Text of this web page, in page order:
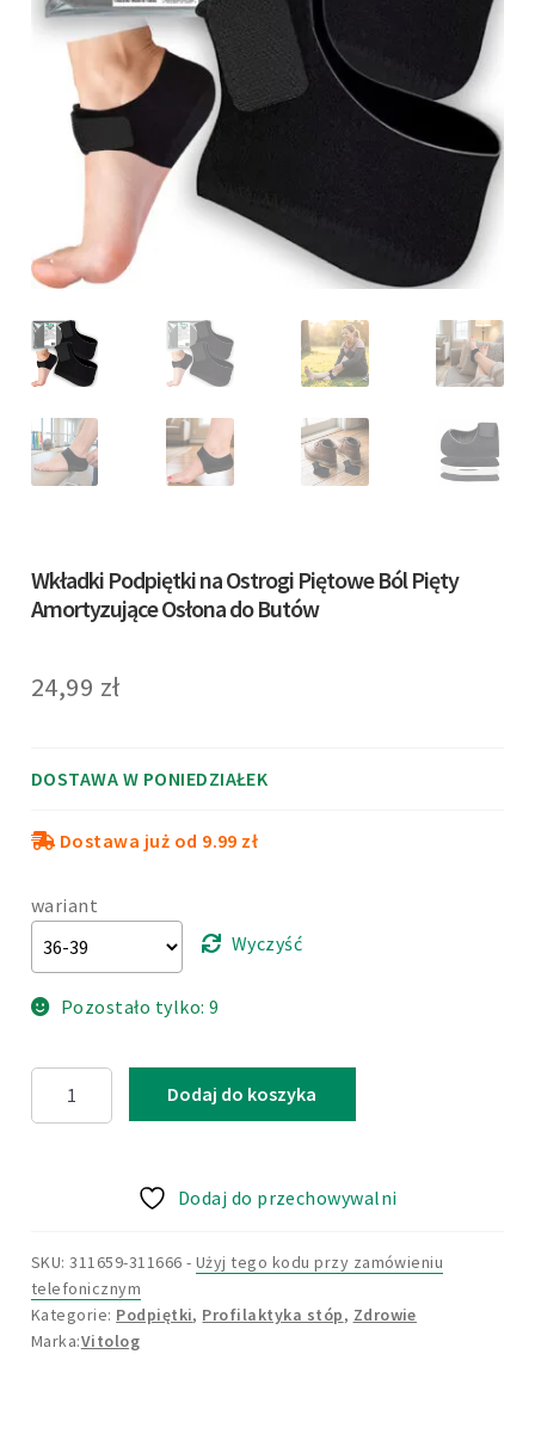
Wkładki Podpiętki na Ostrogi Piętowe Ból Pięty
Amortyzujące Osłona do Butów
24,99 zł
DOSTAWA W PONIEDZIAŁEK
Dostawa już od 9.99 zł
wariant
Wyczyść
Pozostało tylko: 9
Ból
Pięty
Amortyzujące
Osłona
Dodaj do koszyka
Dodaj do przechowywalni
SKU: 311659-311666 - Użyj tego kodu przy zamówieniu
telefonicznym
Kategorie: Podpiętki, Profilaktyka stóp, Zdrowie
Vitolog